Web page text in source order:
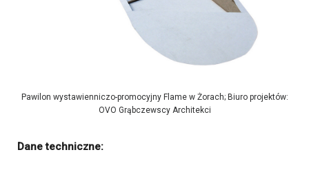
Pawilon wystawienniczo-promocyjny Flame w Żorach; Biuro projektów:
OVO Grąbczewscy Architekci
Dane techniczne: